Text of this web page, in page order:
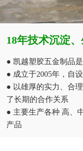
18年技术沉淀
● 凯越塑胶五金制品
● 成立于2005年，自
● 以雄厚的实力、合
了长期的合作关系
● 主要生产各种 高、
产品